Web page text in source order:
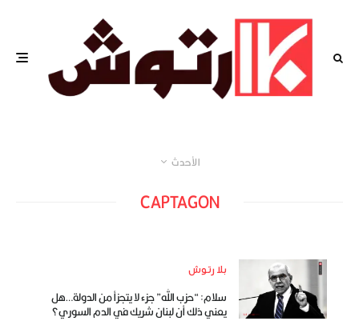
الأحدث
CAPTAGON
بلا رتوش
سلام: “حزب الله” جزء لا يتجزأ من الدولة…هل
يعني ذلك أن لبنان شريك في الدم السوري؟